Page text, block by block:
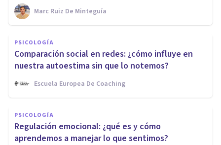
Marc Ruiz De Minteguía
PSICOLOGÍA
Comparación social en redes: ¿cómo influye en
nuestra autoestima sin que lo notemos?
Escuela Europea De Coaching
PSICOLOGÍA
Regulación emocional: ¿qué es y cómo
aprendemos a manejar lo que sentimos?